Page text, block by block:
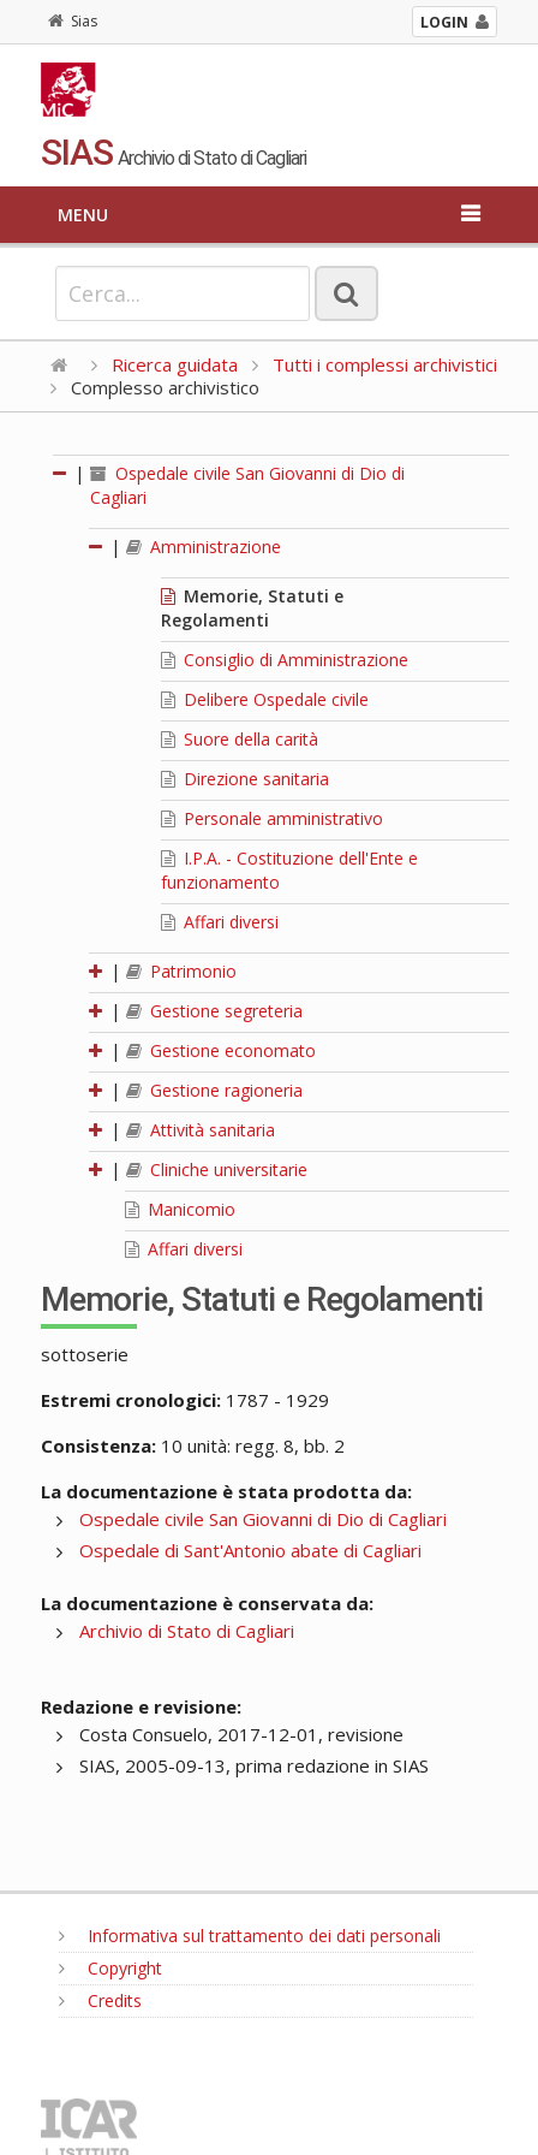
Sias LOGIN
SIAS Archivio di Stato di Cagliari
MENU
Ricerca guidata
Tutti i complessi archivistici
Complesso archivistico
|
Ospedale civile San Giovanni di Dio di
Cagliari
| Amministrazione
Memorie, Statuti e
Regolamenti
Consiglio di Amministrazione
Delibere Ospedale civile
Suore della carità
Direzione sanitaria
Personale amministrativo
I.P.A. - Costituzione dell'Ente e
funzionamento
Affari diversi
|
Patrimonio
|
Gestione segreteria
|
Gestione economato
|
Gestione ragioneria
|
Attività sanitaria
|
Cliniche universitarie
Manicomio
Affari diversi
Memorie, Statuti e Regolamenti
sottoserie
Estremi cronologici:1787 - 1929
Consistenza:10 unità: regg. 8, bb. 2
La documentazione è stata prodotta da:
Ospedale civile San Giovanni di Dio di Cagliari
Ospedale di Sant'Antonio abate di Cagliari
La documentazione è conservata da:
Archivio di Stato di Cagliari
Redazione e revisione:
Costa Consuelo, 2017-12-01, revisione
SIAS, 2005-09-13, prima redazione in SIAS
Informativa sul trattamento dei dati personali
Copyright
Credits